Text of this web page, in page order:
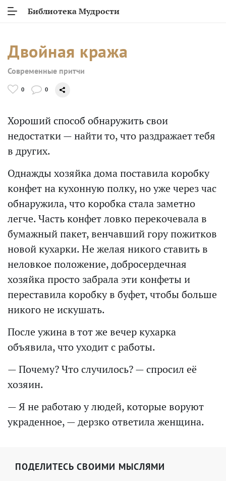
Библиотека Мудрости
Двойная кража
Современные притчи
0 0
Хороший способ обнаружить свои
недостатки — найти то, что раздражает тебя
в других.
Однажды хозяйка дома поставила коробку
конфет на кухонную полку, но уже через час
обнаружила, что коробка стала заметно
легче. Часть конфет ловко перекочевала в
бумажный пакет, венчавший гору пожитков
новой кухарки. Не желая никого ставить в
неловкое положение, добросердечная
хозяйка просто забрала эти конфеты и
переставила коробку в буфет, чтобы больше
никого не искушать.
После ужина в тот же вечер кухарка
объявила, что уходит с работы.
— Почему? Что случилось? — спросил её
хозяин.
— Я не работаю у людей, которые воруют
украденное, — дерзко ответила женщина.
ПОДЕЛИТЕСЬ СВОИМИ МЫСЛЯМИ